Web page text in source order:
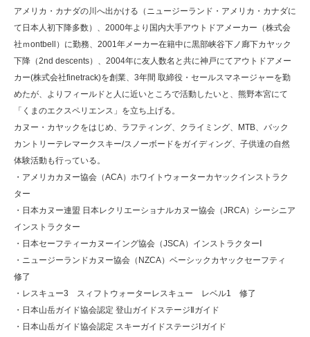
アメリカ・カナダの川へ出かける（ニュージーランド・アメリカ・カナダに
て日本人初下降多数）、2000年より国内大手アウトドアメーカー（株式会
社ｍontbell）に勤務、2001年メーカー在籍中に黒部峡谷下ノ廊下カヤック
下降（2nd descents）、2004年に友人数名と共に神戸にてアウトドアメー
カー(株式会社finetrack)を創業、3年間 取締役・セールスマネージャーを勤
めたが、よりフィールドと人に近いところで活動したいと、熊野本宮にて
「くまのエクスペリエンス」を立ち上げる。
カヌー・カヤックをはじめ、ラフティング、クライミング、MTB、バック
カントリーテレマークスキー/スノーボードをガイディング、子供達の自然
体験活動も行っている。
・アメリカカヌー協会（ACA）ホワイトウォーターカヤックインストラク
ター
・日本カヌー連盟 日本レクリエーショナルカヌー協会（JRCA）シーシニア
インストラクター
・日本セーフティーカヌーイング協会（JSCA）インストラクターⅠ
・ニュージーランドカヌー協会（NZCA）ベーシックカヤックセーフティ
修了
・レスキュー3 スィフトウォーターレスキュー レベル1 修了
・日本山岳ガイド協会認定 登山ガイドステージⅡガイド
・日本山岳ガイド協会認定 スキーガイドステージⅠガイド